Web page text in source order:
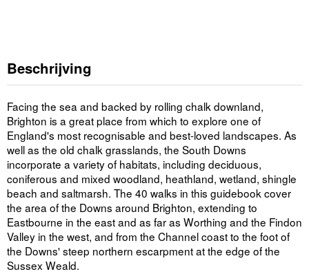
Beschrijving
Facing the sea and backed by rolling chalk downland,
Brighton is a great place from which to explore one of
England's most recognisable and best-loved landscapes. As
well as the old chalk grasslands, the South Downs
incorporate a variety of habitats, including deciduous,
coniferous and mixed woodland, heathland, wetland, shingle
beach and saltmarsh. The 40 walks in this guidebook cover
the area of the Downs around Brighton, extending to
Eastbourne in the east and as far as Worthing and the Findon
Valley in the west, and from the Channel coast to the foot of
the Downs' steep northern escarpment at the edge of the
Sussex Weald.